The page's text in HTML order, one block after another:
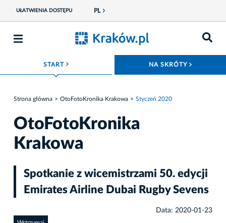
UŁATWIENIA DOSTĘPU PL
START ROZWIŃ MENU NA SKRÓTY
Strona główna OtoFotoKronika Krakowa Styczeń 2020
OtoFotoKronika
Krakowa
Spotkanie z wicemistrzami 50. edycji
Emirates Airline Dubai Rugby Sevens
Data: 2020-01-23